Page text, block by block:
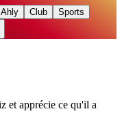
Club
Sports
et apprécie ce qu'il a